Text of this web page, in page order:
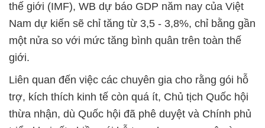
thế giới (IMF), WB dự báo GDP năm nay của Việt
Nam dự kiến sẽ chỉ tăng từ 3,5 - 3,8%, chỉ bằng gần
một nửa so với mức tăng bình quân trên toàn thế
giới.
Liên quan đến việc các chuyên gia cho rằng gói hỗ
trợ, kích thích kinh tế còn quá ít, Chủ tịch Quốc hội
thừa nhận, dù Quốc hội đã phê duyệt và Chính phủ